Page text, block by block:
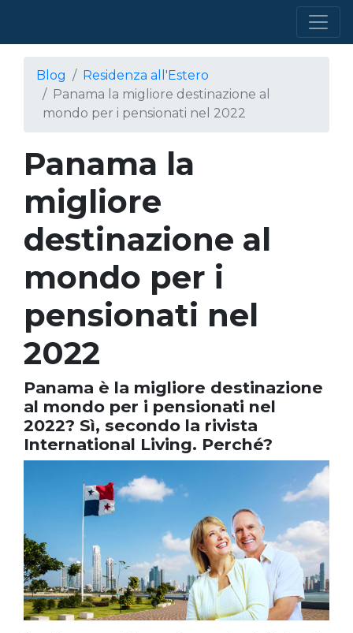
Blog
Residenza all'Estero
Panama la migliore destinazione al
mondo per i pensionati nel 2022
Panama la
migliore
destinazione al
mondo per i
pensionati nel
2022
Panama è la migliore destinazione
al mondo per i pensionati nel
2022? Sì, secondo la rivista
International Living. Perché?